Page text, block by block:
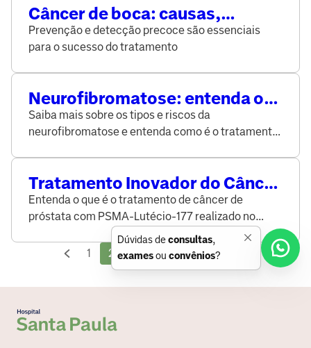
Câncer de boca: causas,
sintomas e tratamento |
Hospital Santa Paula
Prevenção e detecção precoce são essenciais
para o sucesso do tratamento
Neurofibromatose: entenda o
que é essa doença rara que
afeta o sistema neurológico
Saiba mais sobre os tipos e riscos da
neurofibromatose e entenda como é o tratamento
Tratamento Inovador do Câncer
de Próstata Avançado com
PSMA-Lutécio-177 (Pluvicto) no
Hospital Santa Paula
Entenda o que é o tratamento de câncer de
próstata com PSMA-Lutécio-177 realizado no
Hospital Santa Paula.
1
2 3 ... 9 10 11
Dúvidas deconsultas,
examesou convênios?